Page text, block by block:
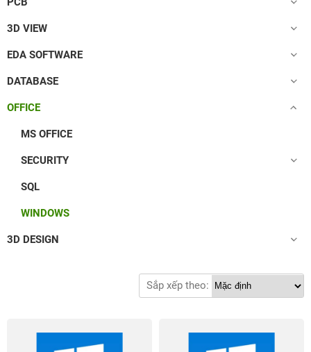
3D VIEW
EDA SOFTWARE
DATABASE
OFFICE
MS OFFICE
SECURITY
SQL
WINDOWS
3D DESIGN
Sắp xếp theo: